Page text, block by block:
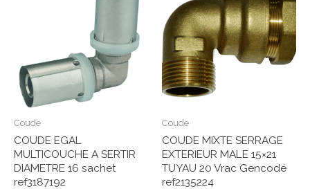
Coude
COUDE EGAL
MULTICOUCHE A SERTIR
DIAMETRE 16 sachet
ref3187192
Coude
COUDE MIXTE SERRAGE
EXTERIEUR MALE 15×21
TUYAU 20 Vrac Gencodé
ref2135224